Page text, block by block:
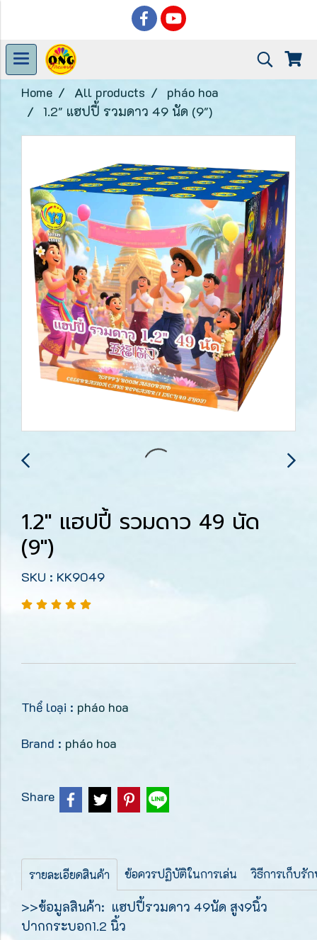
Home All products
pháo hoa
1.2" แฮปปี้ รวมดาว 49 นัด (9")
1.2" แฮปปี้ รวมดาว 49 นัด
(9")
SKU : KK9049
Thể loại : pháo hoa
Brand : pháo hoa
Share
รายละเอียดสินค้า ข้อควรปฏิบัติในการเล่น วิธีการเก็บรั
>>ข้อมูลสินค้า: แฮปปี้รวมดาว 49นัด สูง9นิ้ว
ปากกระบอก1.2 นิ้ว